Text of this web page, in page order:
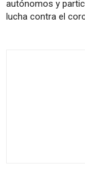
autónomos y
lucha contra el